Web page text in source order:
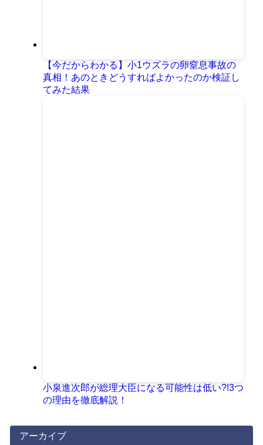
【今だからわかる】小1ウズラの卵窒息事故の
真相！あのときどうすればよかったのか検証し
てみた結果
小泉進次郎が総理大臣になる可能性は低い?!3つ
の理由を徹底解説！
アーカイブ